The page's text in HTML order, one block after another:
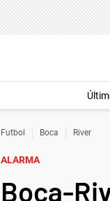
Futbol Boca River
ALARMA
Boca-